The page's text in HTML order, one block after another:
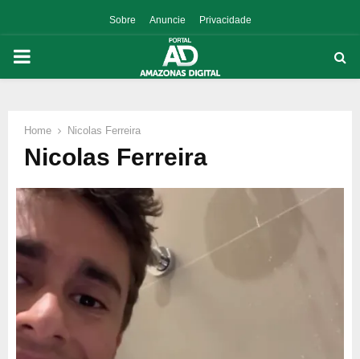
Sobre Anuncie Privacidade
PRIMARY
Home Nicolas Ferreira
Nicolas Ferreira